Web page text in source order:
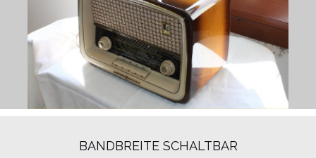
BANDBREITE SCHALTBAR